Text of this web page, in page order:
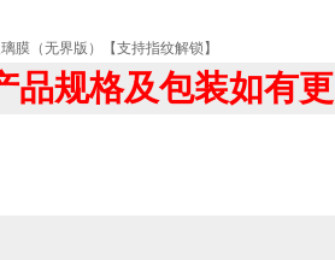
膜（无界版）【支持指纹解锁】
品规格及包装如有